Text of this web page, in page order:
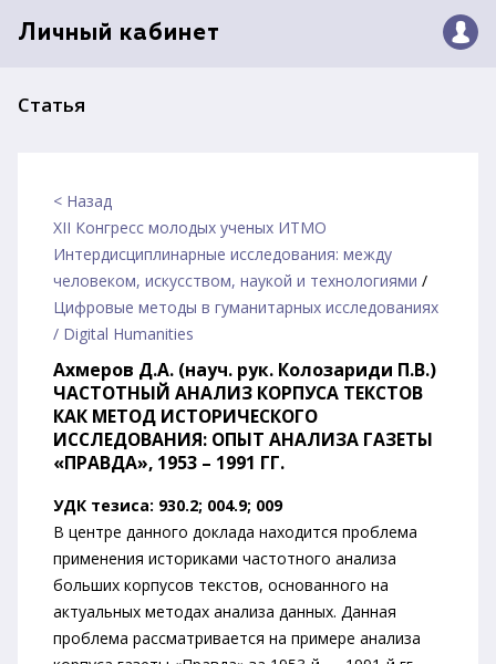
Личный кабинет
Статья
< Назад
XII Конгресс молодых ученых ИТМО
Интердисциплинарные исследования: между
человеком, искусством, наукой и технологиями /
Цифровые методы в гуманитарных исследованиях
/ Digital Humanities
Ахмеров Д.А. (науч. рук. Колозариди П.В.)
ЧАСТОТНЫЙ АНАЛИЗ КОРПУСА ТЕКСТОВ
КАК МЕТОД ИСТОРИЧЕСКОГО
ИССЛЕДОВАНИЯ: ОПЫТ АНАЛИЗА ГАЗЕТЫ
«ПРАВДА», 1953 – 1991 ГГ.
УДК тезиса: 930.2; 004.9; 009
В центре данного доклада находится проблема
применения историками частотного анализа
больших корпусов текстов, основанного на
актуальных методах анализа данных. Данная
проблема рассматривается на примере анализа